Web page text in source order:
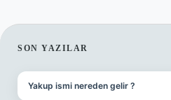
SIDEBAR
SON YAZILAR
Yakup ismi nereden gelir ?